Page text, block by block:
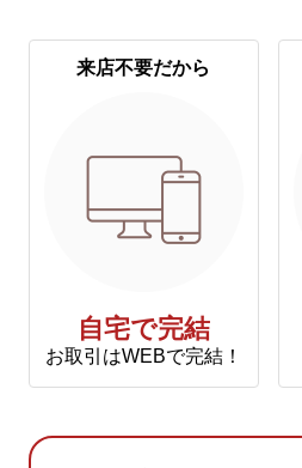
来店不要だから
自宅で完結
お取引はWEBで完結！